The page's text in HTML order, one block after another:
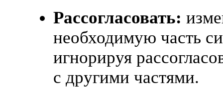
Рассогласовать:
необходимую часть
игнорируя
с другими частями.